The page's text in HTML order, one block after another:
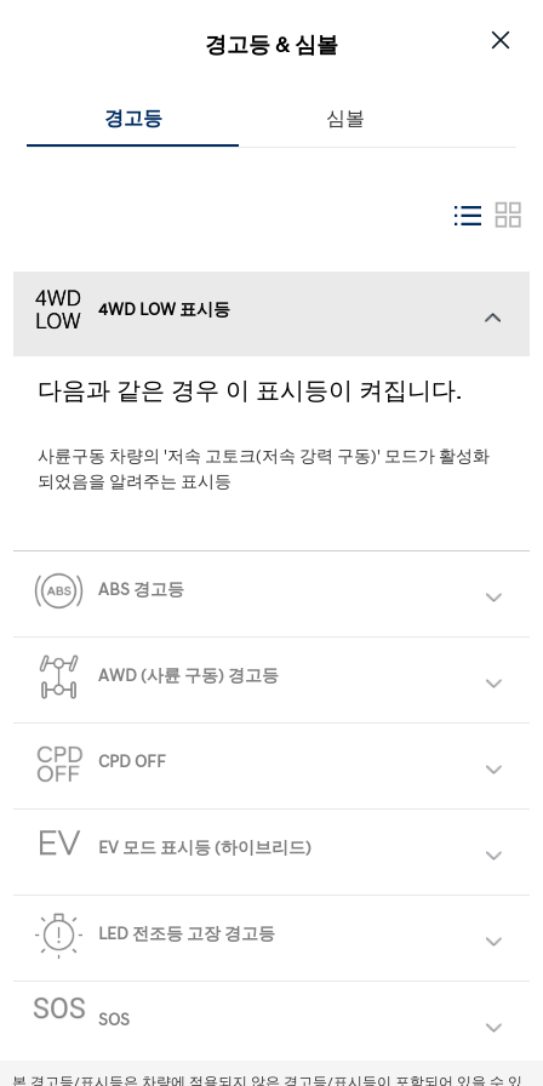
싼타페
차량 이미지는 실제 판매되는 차량과 다를 수 있습니다.
경고등 & 심볼
경고등 심볼
4WD LOW 표시등
다음과 같은 경우 이 표시등이 켜집니다.
사륜구동 차량의 '저속 고토크(저속 강력 구동)' 모드가 활성화
되었음을 알려주는 표시등
ABS 경고등
AWD (사륜 구동) 경고등
CPD OFF
EV 모드 표시등 (하이브리드)
LED 전조등 고장 경고등
SOS